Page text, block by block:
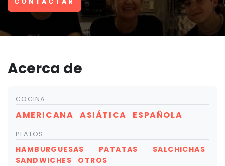
Acerca de
COCINA
AMERICANA ASIÁTICA ESPAÑOLA
PLATOS
HAMBURGUESAS PATATAS
SALCHICHAS
SANDWICHES
OTROS